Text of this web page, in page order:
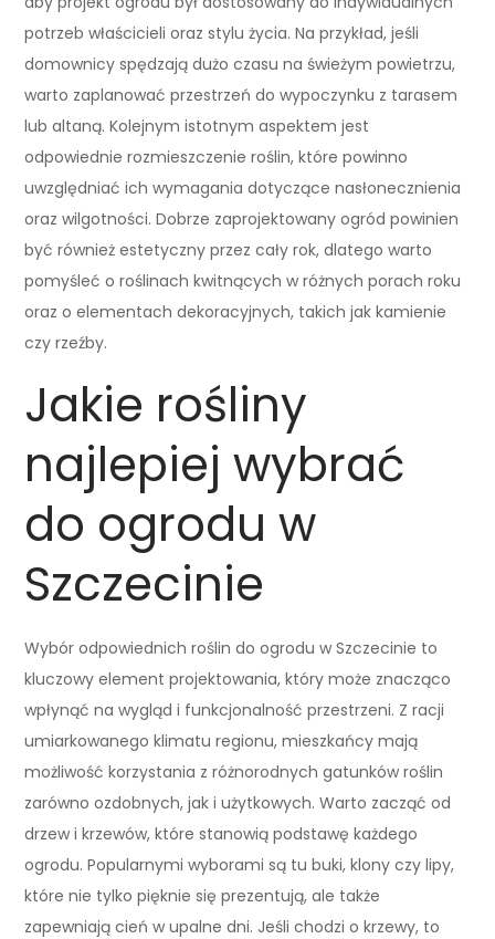
potrzeb właścicieli oraz stylu życia. Na przykład, jeśli
domownicy spędzają dużo czasu na świeżym powietrzu,
warto zaplanować przestrzeń do wypoczynku z tarasem
lub altaną. Kolejnym istotnym aspektem jest
odpowiednie rozmieszczenie roślin, które powinno
uwzględniać ich wymagania dotyczące nasłonecznienia
oraz wilgotności. Dobrze zaprojektowany ogród powinien
być również estetyczny przez cały rok, dlatego warto
pomyśleć o roślinach kwitnących w różnych porach roku
oraz o elementach dekoracyjnych, takich jak kamienie
czy rzeźby.
Jakie rośliny
najlepiej wybrać
do ogrodu w
Szczecinie
Wybór odpowiednich roślin do ogrodu w Szczecinie to
kluczowy element projektowania, który może znacząco
wpłynąć na wygląd i funkcjonalność przestrzeni. Z racji
umiarkowanego klimatu regionu, mieszkańcy mają
możliwość korzystania z różnorodnych gatunków roślin
zarówno ozdobnych, jak i użytkowych. Warto zacząć od
drzew i krzewów, które stanowią podstawę każdego
ogrodu. Popularnymi wyborami są tu buki, klony czy lipy,
które nie tylko pięknie się prezentują, ale także
zapewniają cień w upalne dni. Jeśli chodzi o krzewy, to